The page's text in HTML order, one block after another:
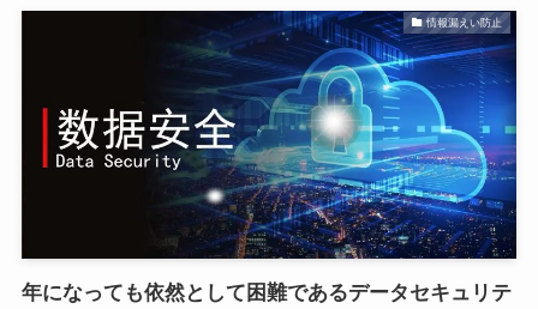
情報漏えい防止
年になっても依然として困難であるデータセキュリテ